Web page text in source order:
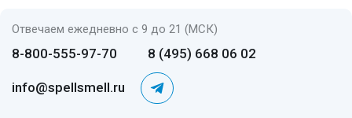
Отвечаем ежедневно с 9 до 21 (МСК)
8-800-555-97-70 8 (495) 668 06 02
info@spellsmell.ru